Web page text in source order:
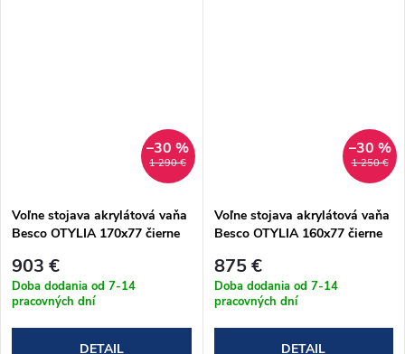
1 290 €
–30 %
Voľne stojava akrylátová vaňa
Besco OTYLIA 170x77 čierne
170W+CH)
903 €
Doba dodania od 7-14
pracovných dní
DETAIL
1 250 €
–30 %
Voľne stojava akrylátová vaňa
Besco OTYLIA 160x77 čierne
160W+CH)
875 €
Doba dodania od 7-14
pracovných dní
DETAIL